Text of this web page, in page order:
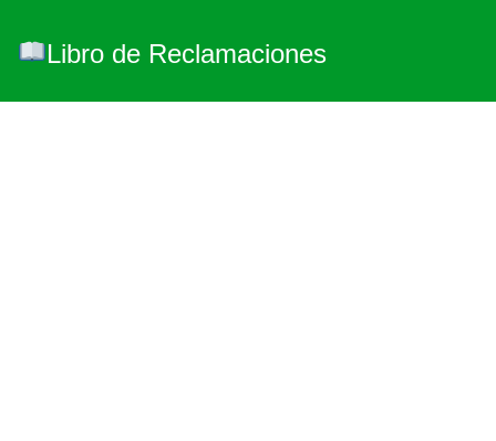
Libro de Reclamaciones